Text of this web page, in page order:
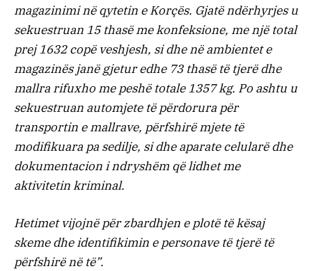
magazinimi në qytetin e Korçës. Gjatë ndërhyrjes u
sekuestruan 15 thasë me konfeksione, me një total
prej 1632 copë veshjesh, si dhe në ambientet e
magazinës janë gjetur edhe 73 thasë të tjerë dhe
mallra rifuxho me peshë totale 1357 kg. Po ashtu u
sekuestruan automjete të përdorura për
transportin e mallrave, përfshirë mjete të
modifikuara pa sedilje, si dhe aparate celularë dhe
dokumentacion i ndryshëm që lidhet me
aktivitetin kriminal.
Hetimet vijojnë për zbardhjen e plotë të kësaj
skeme dhe identifikimin e personave të tjerë të
përfshirë në të”.